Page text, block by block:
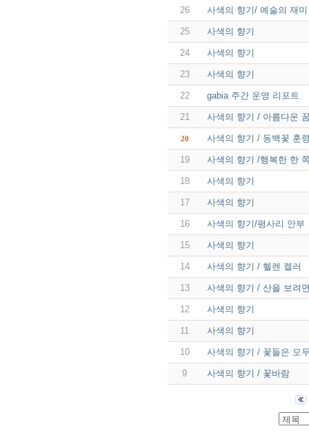
26 사색의 향기/ 예술의 재미
25 사색의 향기
24 사색의 향기
23 사색의 향기
22 gabia 주간 운영 리포트
21 사색의 향기 / 아름다운
20 사색의 향기 / 동백꽃 훈
19 사색의 향기 /행복한 한
18 사색의 향기
17 사색의 향기
16 사색의 향기/평사리 안부
15 사색의 향기
14 사색의 향기 / 헬렌 켈러
13 사색의 향기 / 산을 보려
12 사색의 향기
11 사색의 향기
10 사색의 향기 / 꽃들은 모
9 사색의 향기 / 꽃바람